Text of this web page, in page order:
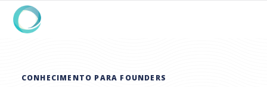
CONHECIMENTO PARA FOUNDERS